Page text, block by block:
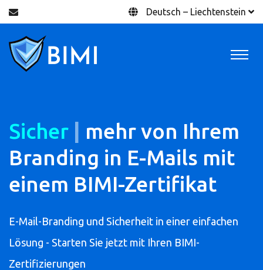
Deutsch – Liechtenstein
S |mehr von Ihrem
Branding in E-Mails mit
einem BIMI-Zertifikat
E-Mail-Branding und Sicherheit in einer einfachen
Lösung - Starten Sie jetzt mit Ihren BIMI-
Zertifizierungen